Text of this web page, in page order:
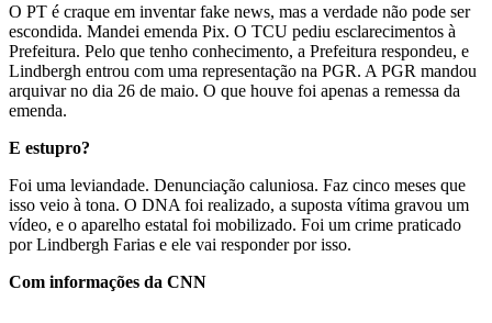
O PT é craque em inventar fake news, mas a verdade não pode ser
escondida. Mandei emenda Pix. O TCU pediu esclarecimentos à
Prefeitura. Pelo que tenho conhecimento, a Prefeitura respondeu, e
Lindbergh entrou com uma representação na PGR. A PGR mandou
arquivar no dia 26 de maio. O que houve foi apenas a remessa da
emenda.
E estupro?
Foi uma leviandade. Denunciação caluniosa. Faz cinco meses que
isso veio à tona. O DNA foi realizado, a suposta vítima gravou um
vídeo, e o aparelho estatal foi mobilizado. Foi um crime praticado
por Lindbergh Farias e ele vai responder por isso.
Com informações da CNN